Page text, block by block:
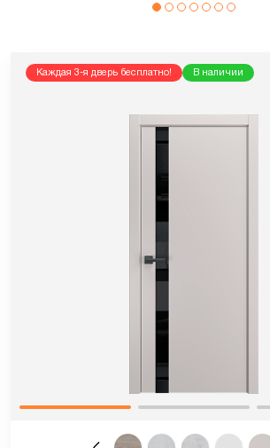
Каждая 3-я дверь бесплатно! В наличии